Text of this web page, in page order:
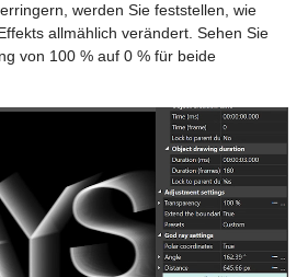
werden Sie feststellen, wie
allmählich verändert. Sehen Sie
von 100 % auf 0 % für beide